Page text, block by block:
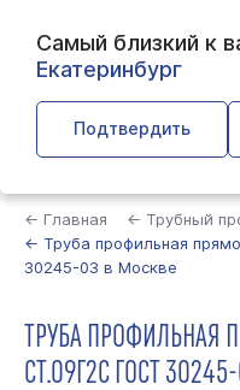
Самый близкий к
Екатеринбург
Подтвердить
← Главная ← Трубный
← Труба профильная
30245-03 в Москве
ТРУБА ПРОФИЛЬНАЯ
СТ.09Г2С ГОСТ